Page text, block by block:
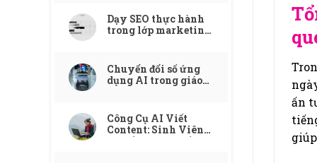
trình
Dạy SEO thực hành
trong lớp marketing:
thật
Chuyển đổi số ứng
dụng AI trong giáo
gì cho ngành đào
tạo?
Công Cụ AI Viết
Content: Sinh Viên
Truyền Thông Cần
ấn